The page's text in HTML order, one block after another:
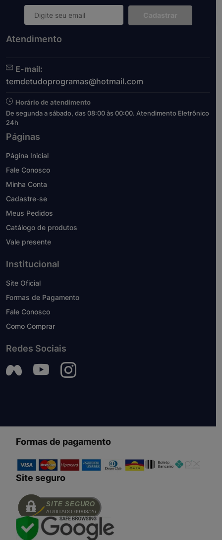
Cadastrar
Atendimento
E-mail:
temdetudoprogramas@hotmail.com
Horário de atendimento
De segunda a sábado, das 08:00 às 00:00. Atendimento Eletrônico
24h
Páginas
Página Inicial
Fale Conosco
Minha Conta
Cadastre-se
Meus Pedidos
Catálogo de produtos
Vale presente
Institucional
Site Oficial
Formas de Pagamento
Fale Conosco
Como Comprar
Redes Sociais
Formas de pagamento
Site seguro
SITE SEGURO
AUDITADO 09/08/26